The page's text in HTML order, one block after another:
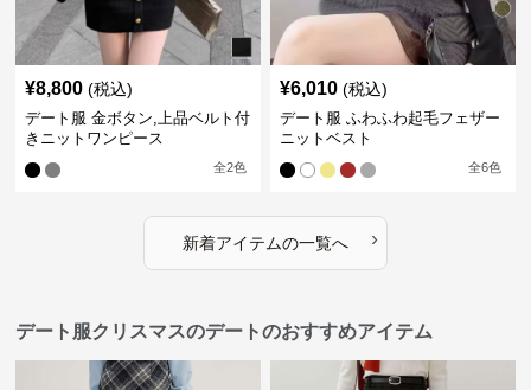
¥8,800 (税込)
デート服 金ボタン,上品ベルト付
きニットワンピース
全2色
¥6,010 (税込)
デート服 ふわふわ起毛フェザー
ニットベスト
全6色
新着アイテムの一覧へ ›
デート服クリスマスのデートのおすすめアイテム